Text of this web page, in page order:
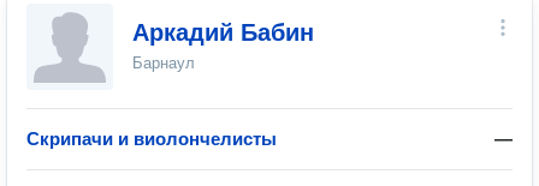
Аркадий Бабин
Барнаул
Скрипачи и виолончелисты —